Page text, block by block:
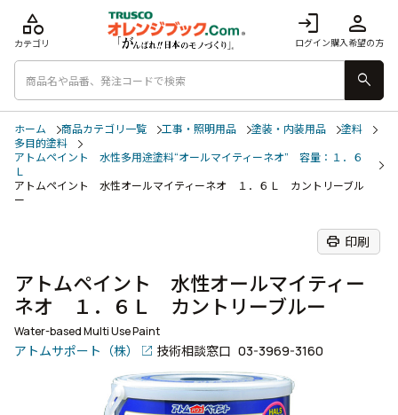
login
ログイン
person
購入希望の方
category
カテゴリ
search
ホーム 商品カテゴリ一覧 工事・照明用品 塗装・内装用品
塗料
多目的塗料
アトムペイント 水性多用途塗料“オールマイティーネオ” 容量：１．６
Ｌ
アトムペイント 水性オールマイティーネオ １．６Ｌ カントリーブル
ー
print 印刷
アトムペイント 水性オールマイティー
ネオ １．６Ｌ カントリーブルー
Water-based Multi Use Paint
アトムサポート（株） 技術相談窓口 03-3969-3160